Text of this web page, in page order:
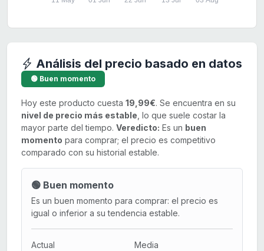
Análisis del precio basado en datos
🟢 Buen momento
Hoy este producto cuesta 19,99€. Se encuentra en su
nivel de precio más estable , lo que suele costar la
mayor parte del tiempo. Veredicto: Es un buen
momento para comprar; el precio es competitivo
comparado con su historial estable.
🟢 Buen momento
Es un buen momento para comprar: el precio es
igual o inferior a su tendencia estable.
Actual
Media